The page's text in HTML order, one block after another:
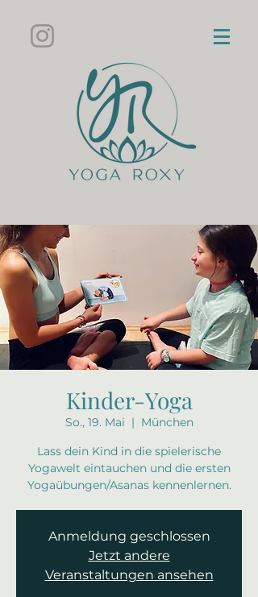
Kinder-Yoga
So., 19. Mai
  |
München
Lass dein Kind in die spielerische
Yogawelt eintauchen und die ersten
Yogaübungen/Asanas kennenlernen.
Anmeldung geschlossen
Jetzt andere
Veranstaltungen ansehen